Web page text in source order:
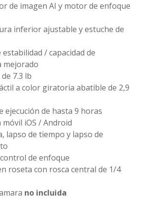
de imagen AI y motor de enfoque
inferior ajustable y estuche de
estabilidad / capacidad de
mejorado
7.3 lb
a color giratoria abatible de 2,9
ejecución de hasta 9 horas
móvil iOS / Android
lapso de tiempo y lapso de
de enfoque
roseta con rosca central de 1/4
no incluida